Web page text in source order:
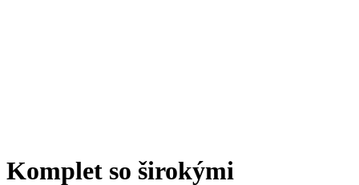
Komplet so širokými